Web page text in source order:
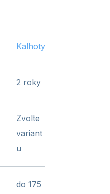
Kalhoty
2 roky
Zvolte
variant
u
do 175